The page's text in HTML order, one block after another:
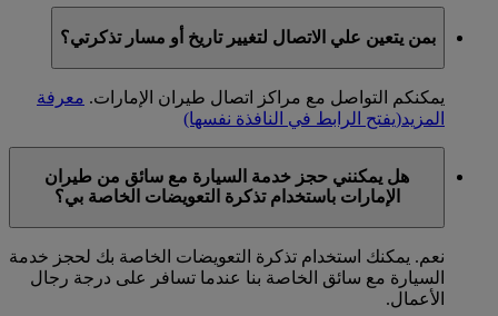
بمن يتعين علي الاتصال لتغيير تاريخ أو مسار تذكرتي؟
يمكنكم التواصل مع مراكز اتصال طيران الإمارات. معرفة
المزيد(يفتح الرابط في النافذة نفسها)
هل يمكنني حجز خدمة السيارة مع سائق من طيران
الإمارات باستخدام تذكرة التعويضات الخاصة بي؟
نعم. يمكنك استخدام تذكرة التعويضات الخاصة بك لحجز خدمة
السيارة مع سائق الخاصة بنا عندما تسافر على درجة رجال
الأعمال.